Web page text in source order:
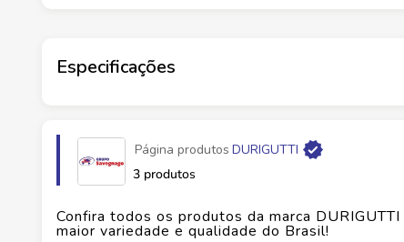
Especificações
Fabricante PACHA CO SA
EAN 736040504177
Página produtos DURIGUTTI
3 produtos
Confira todos os produtos da marca DURIGUTTI
maior variedade e qualidade do Brasil!